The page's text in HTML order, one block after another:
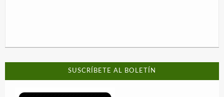
SUSCRÍBETE AL BOLETÍN